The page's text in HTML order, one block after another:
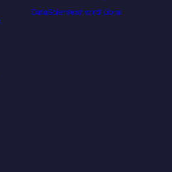
DataScientest wird Liora